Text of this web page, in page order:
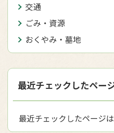
交通
ごみ・資源
おくやみ・墓地
最近チェックしたペー
最近チェックしたページは